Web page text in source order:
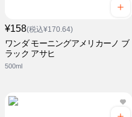
¥158(税込¥170.64)
ワンダ モーニングアメリカーノ ブ
ラック アサヒ
500ml